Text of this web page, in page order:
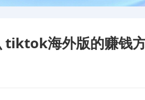
海外版的赚钱